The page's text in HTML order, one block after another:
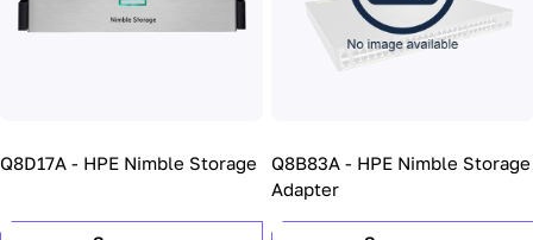
Q8D17A - HPE Nimble Storage
Q8B83A - HPE Nimble Storage
Adapter